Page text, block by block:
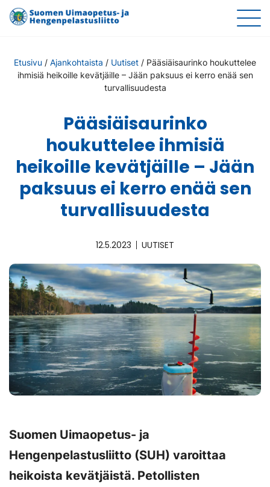
Etusivu / Ajankohtaista / Uutiset / Pääsiäisaurinko houkuttelee
ihmisiä heikoille kevätjäille – Jään paksuus ei kerro enää sen
turvallisuudesta
Pääsiäisaurinko
houkuttelee ihmisiä
heikoille kevätjäille – Jään
paksuus ei kerro enää sen
turvallisuudesta
12.5.2023 UUTISET
Suomen Uimaopetus- ja
Hengenpelastusliitto (SUH) varoittaa
heikoista kevätjäistä. Petollisten